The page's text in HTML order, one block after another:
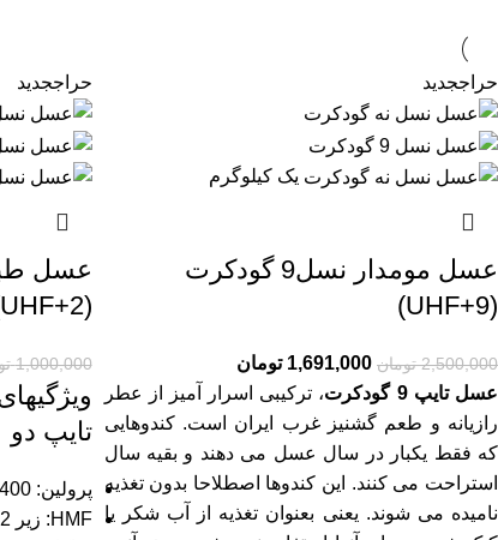
حراججدید
یک کیلوگرم
عسل مومدار نسل9 گودکرت
(UHF+9)
2,500,000 تومان 1,691,000 تومان
عسل تایپ 9 گودکرت
، ترکیبی اسرار آمیز از عطر
رازیانه و طعم گشنیز غرب ایران است. کندوهایی
که فقط یکبار در سال عسل می دهند و بقیه سال
استراحت می کنند. این کندوها اصطلاحا بدون تغذیه
نامیده می شوند. یعنی بعنوان تغذیه از آب شکر یا
حراججدید
عسل
(UHF+2)
1,000,000
تایپ دو
پرولین: 400
HMF: زیر 2